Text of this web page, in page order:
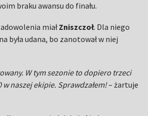
braku awansu do finału.
miałZniszczoł. Dla niego
była udana, bo zanotował w niej
W tym sezonie to dopiero trzeci
w naszej ekipie. Sprawdzałem!– żartuje